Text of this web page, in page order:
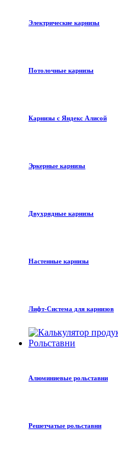
Электрические карнизы
Потолочные карнизы
Карнизы с Яндекс Алисой
Эркерные карнизы
Двухрядные карнизы
Настенные карнизы
Лифт-Система для карнизов
Рольставни
Алюминиевые рольставни
Решетчатые рольставни